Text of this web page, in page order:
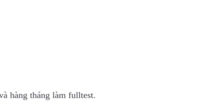
hàng tháng làm fulltest.